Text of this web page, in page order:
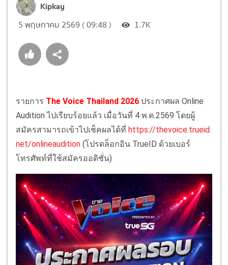
Kipkay
5 พฤษภาคม 2569 ( 09:48 ) 1.7K
รายการ The Voice Thailand 2026 ประกาศผล Online
Audition ไปเรียบร้อยแล้ว เมื่อวันที่ 4 พ.ค.2569 โดยผู้
สมัครสามารถเข้าไปเช็คผลได้ที่ https://thevoice.trueid.
net/onlineaudition (โปรดล็อกอิน TrueID ด้วยเบอร์
โทรศัพท์ที่ใช้สมัครออดิชั่น)